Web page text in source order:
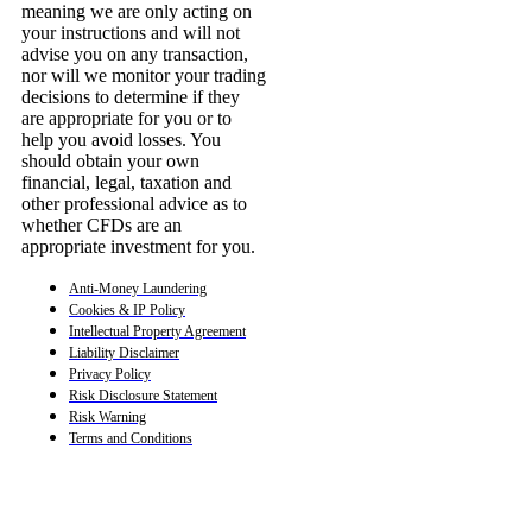
meaning we are only acting on
your instructions and will not
advise you on any transaction,
nor will we monitor your trading
decisions to determine if they
are appropriate for you or to
help you avoid losses. You
should obtain your own
financial, legal, taxation and
other professional advice as to
whether CFDs are an
appropriate investment for you.
Anti-Money Laundering
Cookies & IP Policy
Intellectual Property Agreement
Liability Disclaimer
Privacy Policy
Risk Disclosure Statement
Risk Warning
Terms and Conditions